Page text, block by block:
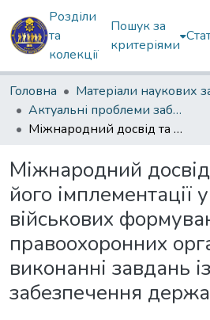
Розділи
та
колекції
Пошук за
критеріями
Головна
Актуальні проблеми забезпечення державної безпеки
Міжнародний досвід та шляхи його імплементації у діяльність військових формувань та правоохоронних органів при виконанні завдань із забезпечення державної безпеки
Міжнародний
його імплементації
військових
правоохоронних
виконанні завдань із
забезпечення